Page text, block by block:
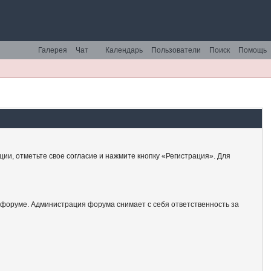
Помощь
Поиск
Пользователи
Календарь
Чат
Галерея
отметьте свое согласие и нажмите кнопку «Регистрация». Для
Администрация форума снимает с себя ответственность за